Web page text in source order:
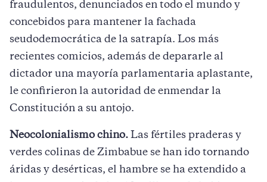
fraudulentos, denunciados en todo el mundo y
concebidos para mantener la fachada
seudodemocrática de la satrapía. Los más
recientes comicios, además de depararle al
dictador una mayoría parlamentaria aplastante,
le confirieron la autoridad de enmendar la
Constitución a su antojo.
Neocolonialismo chino. Las fértiles praderas y
verdes colinas de Zimbabue se han ido tornando
áridas y desérticas, el hambre se ha extendido a